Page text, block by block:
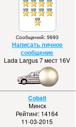
Сообщений: 5693
Написать личное
сообщение
Lada Largus 7 мест 16V
Cobalt
Минск
Рейтинг: 14164
11-03-2015